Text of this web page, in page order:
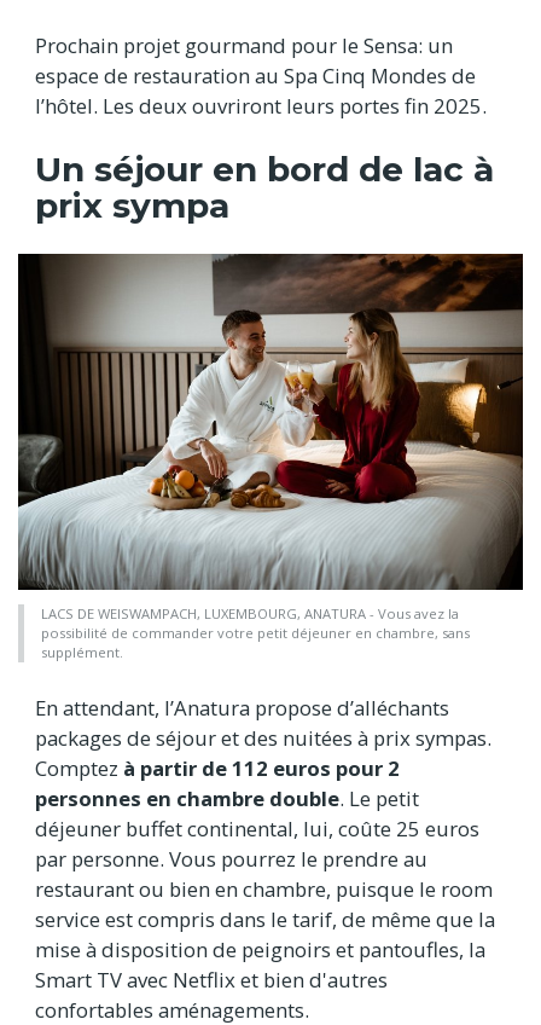
Prochain projet gourmand pour le Sensa: un
espace de restauration au Spa Cinq Mondes de
l’hôtel. Les deux ouvriront leurs portes fin 2025.
Un séjour en bord de lac à
prix sympa
LACS DE WEISWAMPACH, LUXEMBOURG, ANATURA - Vous avez la
possibilité de commander votre petit déjeuner en chambre, sans
supplément.
En attendant, l’Anatura propose d’alléchants
packages de séjour et des nuitées à prix sympas.
Comptez à partir de 112 euros pour 2
personnes en chambre double. Le petit
déjeuner buffet continental, lui, coûte 25 euros
par personne. Vous pourrez le prendre au
restaurant ou bien en chambre, puisque le room
service est compris dans le tarif, de même que la
mise à disposition de peignoirs et pantoufles, la
Smart TV avec Netflix et bien d'autres
confortables aménagements.